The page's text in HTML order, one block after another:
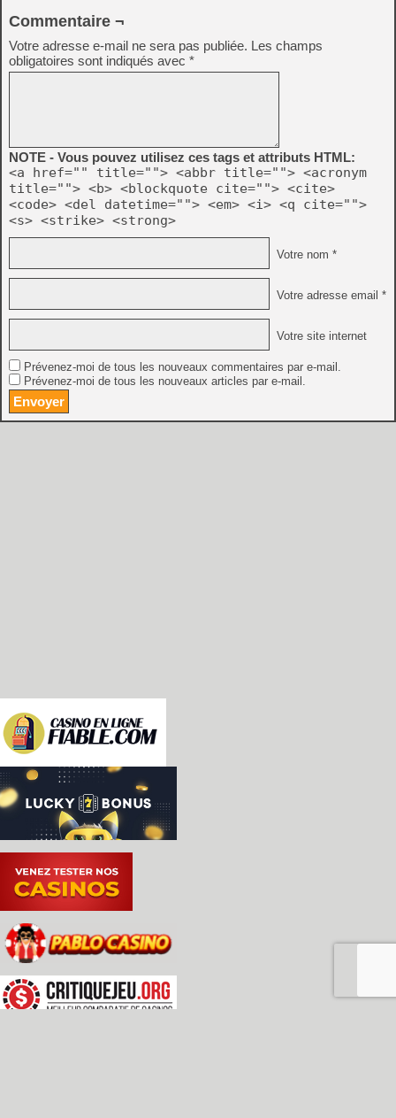
Commentaire ¬
Votre adresse e-mail ne sera pas publiée. Les champs
obligatoires sont indiqués avec *
NOTE - Vous pouvez utilisez ces tags et attributs HTML:
<a href="" title=""> <abbr title=""> <acronym
title=""> <b> <blockquote cite=""> <cite>
<code> <del datetime=""> <em> <i> <q cite="">
<s> <strike> <strong>
Votre nom *
Votre adresse email *
Votre site internet
Prévenez-moi de tous les nouveaux commentaires par e-mail.
Prévenez-moi de tous les nouveaux articles par e-mail.